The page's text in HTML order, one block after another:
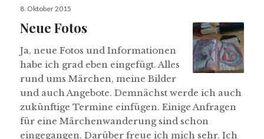
Veröffentlicht
8. Oktober 2015
Neue Fotos
Ja, neue Fotos und Informationen
habe ich grad eben eingefügt. Alles
rund ums Märchen, meine Bilder
und auch Angebote. Demnächst werde ich auch
zukünftige Termine einfügen. Einige Anfragen
für eine Märchenwanderung sind schon
eingegangen. Darüber freue ich mich sehr. Ich